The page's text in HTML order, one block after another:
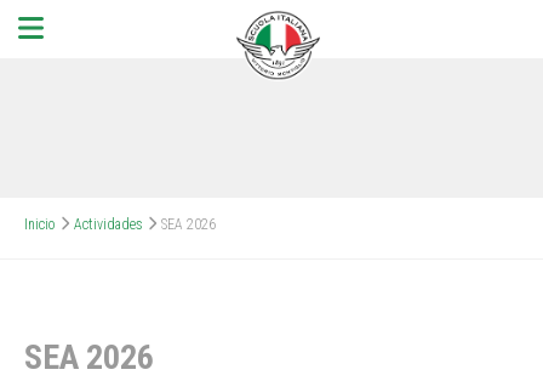
Inicio Actividades SEA 2026
SEA 2026